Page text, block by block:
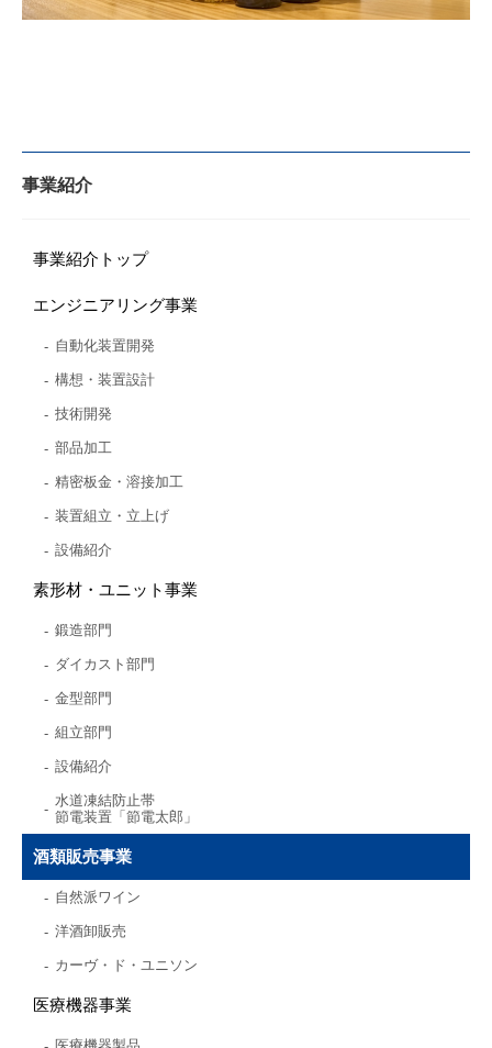
事業紹介
事業紹介トップ
エンジニアリング事業
自動化装置開発
構想・装置設計
技術開発
部品加工
精密板金・溶接加工
装置組立・立上げ
設備紹介
素形材・ユニット事業
鍛造部門
ダイカスト部門
金型部門
組立部門
設備紹介
水道凍結防止帯
節電装置「節電太郎」
酒類販売事業
自然派ワイン
洋酒卸販売
カーヴ・ド・ユニソン
医療機器事業